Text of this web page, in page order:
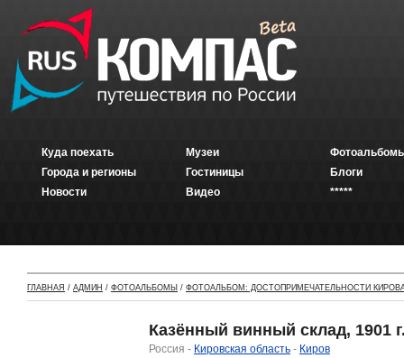
Куда поехать
Города и регионы
Новости
Музеи
Гостиницы
Видео
Блоги
*****
ГЛАВНАЯ / АДМИН / ФОТОАЛЬБОМЫ / ФОТОАЛЬБОМ: ДОСТОПРИМЕЧАТЕЛЬНОСТИ
Казённый винный склад, 1901
Россия - Кировская область - Киров